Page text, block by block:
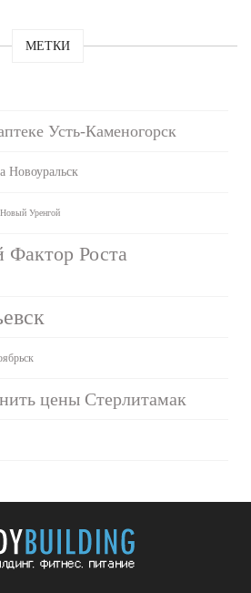
МЕТКИ
Усть-Каменогорск
Новоуральск
Новый Уренгой
Роста
цены Стерлитамак